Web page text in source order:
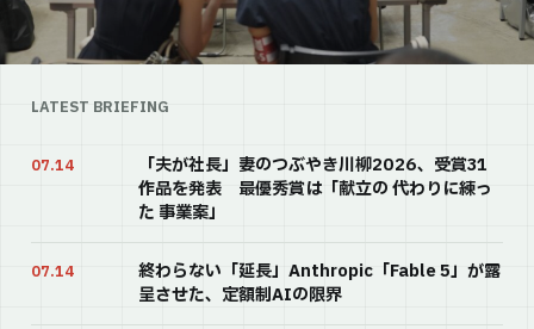
LATEST BRIEFING
07.14
「夫が社長」妻のつぶやき川柳2026、受賞31
作品を発表 最優秀賞は「献立の 代わりに練っ
た 事業案」
07.14
終わらない「延長」──Anthropic「Fable 5」が露
呈させた、定額制AIの限界